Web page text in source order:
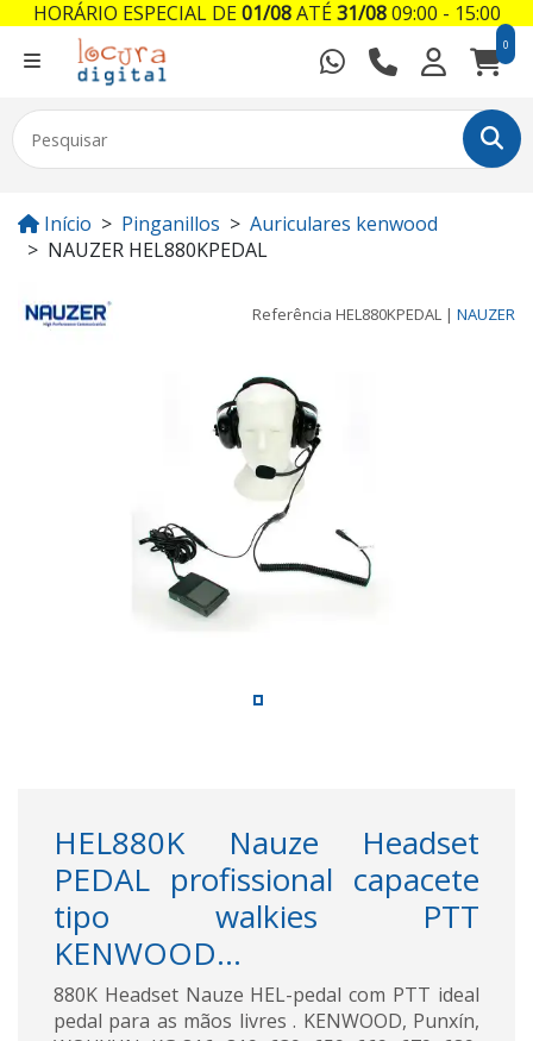
0
Início Pinganillos
Auriculares kenwood
NAUZER HEL880KPEDAL
Referência HEL880KPEDAL | NAUZER
HEL880K Nauze Headset
PEDAL profissional capacete
tipo walkies PTT
KENWOOD...
880K Headset Nauze HEL-pedal com PTT ideal
pedal para as mãos livres . KENWOOD, Punxín,
HORÁRIO ESPECIAL DE01/08ATÉ31/0809:00 - 15:00